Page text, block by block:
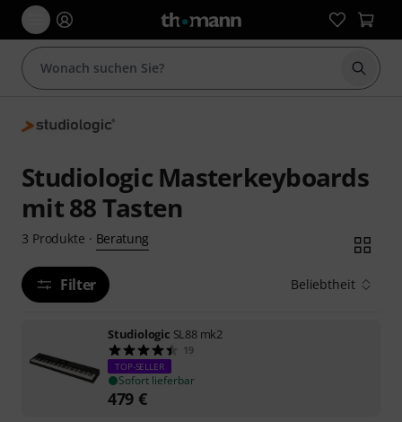
Suche
Studiologic Masterkeyboards
mit 88 Tasten
3 Produkte · Beratung
Filter Beliebtheit
Studiologic SL88 mk2
19
TOP-SELLER
Sofort lieferbar
479 €